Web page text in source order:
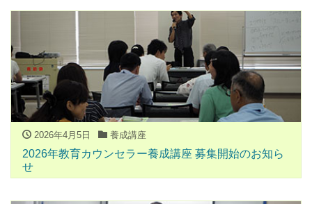
2026年4月5日 養成講座
2026年教育カウンセラー養成講座 募集開始のお知ら
せ